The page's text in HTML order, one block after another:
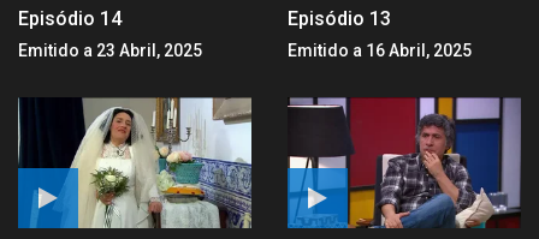
Episódio 14
Emitido a 23 Abril, 2025
Episódio 13
Emitido a 16 Abril, 2025